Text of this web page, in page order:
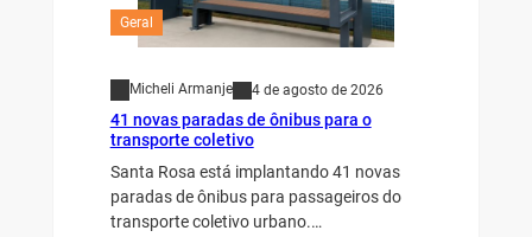
Geral
Micheli Armanje 4 de agosto de 2026
41 novas paradas de ônibus para o
transporte coletivo
Santa Rosa está implantando 41 novas
paradas de ônibus para passageiros do
transporte coletivo urbano.…